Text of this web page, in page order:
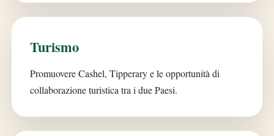
Turismo
Promuovere Cashel, Tipperary e le opportunità di
collaborazione turistica tra i due Paesi.